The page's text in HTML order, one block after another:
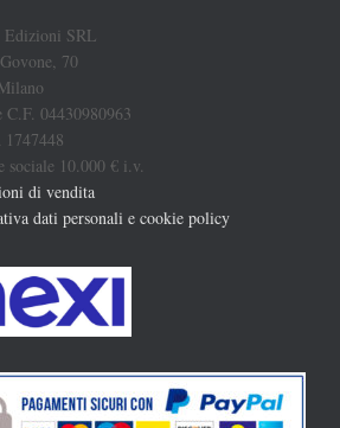
SRL
70
C.F. 04430980963
sociale 10.000 € i.v.
di vendita
dati personali e cookie policy